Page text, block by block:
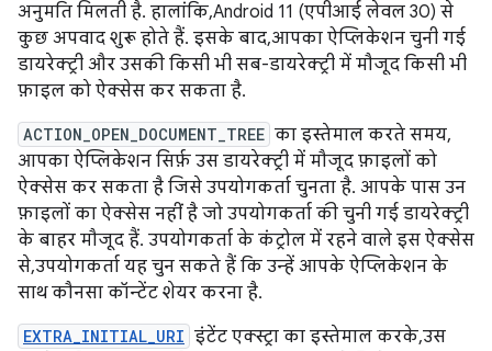
अनुमति मिलती है. हालांकि, Android 11 (एपीआई लेवल 30) से
कुछ अपवाद शुरू होते हैं. इसके बाद, आपका ऐप्लिकेशन चुनी गई
डायरेक्ट्री और उसकी किसी भी सब-डायरेक्ट्री में मौजूद किसी भी
फ़ाइल को ऐक्सेस कर सकता है.
ACTION_OPEN_DOCUMENT_TREE का इस्तेमाल करते समय,
आपका ऐप्लिकेशन सिर्फ़ उस डायरेक्ट्री में मौजूद फ़ाइलों को
ऐक्सेस कर सकता है जिसे उपयोगकर्ता चुनता है. आपके पास उन
फ़ाइलों का ऐक्सेस नहीं है जो उपयोगकर्ता की चुनी गई डायरेक्ट्री
के बाहर मौजूद हैं. उपयोगकर्ता के कंट्रोल में रहने वाले इस ऐक्सेस
से, उपयोगकर्ता यह चुन सकते हैं कि उन्हें आपके ऐप्लिकेशन के
साथ कौनसा कॉन्टेंट शेयर करना है.
EXTRA_INITIAL_URI इंटेंट एक्स्ट्रा का इस्तेमाल करके, उस